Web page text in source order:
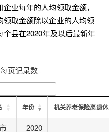
业每年的人均领取金额，
取金额除以企业的人均领
县在2020年及以后最新年
每页记录数
年份 机关养老保险离退
2020